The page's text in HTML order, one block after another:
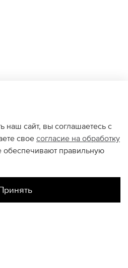
наш сайт, вы соглашаетесь с
своесогласие на обработку
обеспечивают правильную